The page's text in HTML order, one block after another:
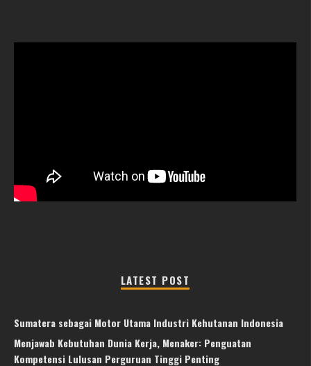
LATEST POST
Sumatera sebagai Motor Utama Industri Kehutanan Indonesia
Menjawab Kebutuhan Dunia Kerja, Menaker: Penguatan
Kompetensi Lulusan Perguruan Tinggi Penting